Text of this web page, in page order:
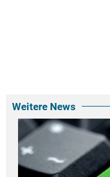
Weitere News